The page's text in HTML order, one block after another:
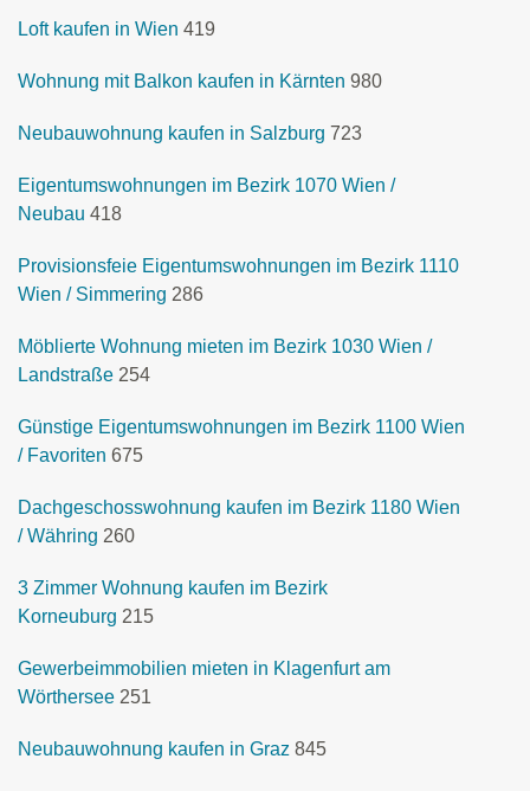
Loft kaufen in Wien 419
Wohnung mit Balkon kaufen in Kärnten 980
Neubauwohnung kaufen in Salzburg 723
Eigentumswohnungen im Bezirk 1070 Wien /
Neubau 418
Provisionsfeie Eigentumswohnungen im Bezirk 1110
Wien / Simmering 286
Möblierte Wohnung mieten im Bezirk 1030 Wien /
Landstraße 254
Günstige Eigentumswohnungen im Bezirk 1100 Wien
/ Favoriten 675
Dachgeschosswohnung kaufen im Bezirk 1180 Wien
/ Währing 260
3 Zimmer Wohnung kaufen im Bezirk
Korneuburg 215
Gewerbeimmobilien mieten in Klagenfurt am
Wörthersee 251
Neubauwohnung kaufen in Graz 845